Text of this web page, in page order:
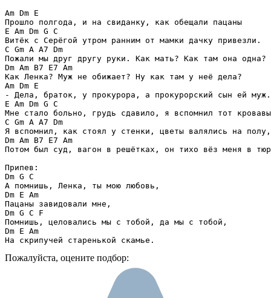
Am Dm E
Прошло полгода, и на свиданку, как обещали пацаны
E Am Dm G C
Витёк с Серёгой утром ранним от мамки дачку привезли.
C Gm A A7 Dm
Пожали мы друг другу руки. Как мать? Как там она одна?
Dm Am B7 E7 Am
Как Ленка? Муж не обижает? Ну как там у неё дела?
Am Dm E
- Дела, браток, у прокурора, а прокурорский сын ей муж.
E Am Dm G C
Мне стало больно, грудь сдавило, я вспомнил тот
C Gm A A7 Dm
Я вспомнил, как стоял у стенки, цветы валялись на полу,
Dm Am B7 E7 Am
Потом был суд, вагон в решётках, он тихо вёз меня в
Припев:
Dm G C
А помнишь, Ленка, ты мою любовь,
Dm E Am
Пацаны завидовали мне,
Dm G C F
Помнишь, целовались мы с тобой, да мы с тобой,
Dm E Am
На скрипучей старенькой скамье.
Пожалуйста, оцените подбор: